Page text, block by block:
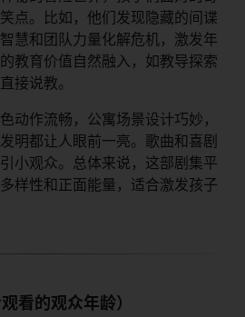
点。比如，他们发现隐藏的间谍
慧和团队力量化解危机，激发年
教育价值自然融入，如教导探索
接说教。
动作流畅，公寓场景设计巧妙，
明都让人眼前一亮。歌曲和喜剧
小观众。总体来说，这部剧集平
样性和正面能量，适合激发孩子
看的观众年龄）